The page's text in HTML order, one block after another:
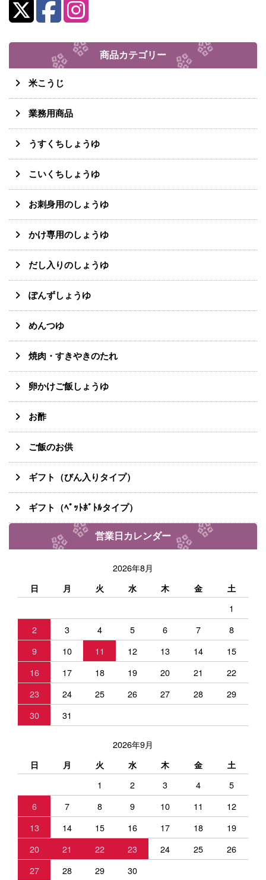
商品カテゴリー
米こうじ
業務用商品
うすくちしょうゆ
こいくちしょうゆ
お刺身用のしょうゆ
かけ専用のしょうゆ
だし入りのしょうゆ
ぽんずしょうゆ
めんつゆ
焼肉・すきやきのたれ
卵かけご飯しょうゆ
お酢
ご飯のお供
ギフト（びん入りタイプ）
ギフト（ﾍﾟｯﾄﾎﾞﾄﾙタイプ）
営業日カレンダー
2026年8月
日 月 火 水 木 金 土
1
2
3 4 5 6 7
8
9
10 11 12 13 14
15
16
17 18 19 20 21
22
23
24 25 26 27 28
29
30
31
2026年9月
日 月 火 水 木 金 土
1 2 3 4
5
6
7 8 9 10 11
12
13
14 15 16 17 18
19
20
21 22 23 24 25
26
27
28 29 30